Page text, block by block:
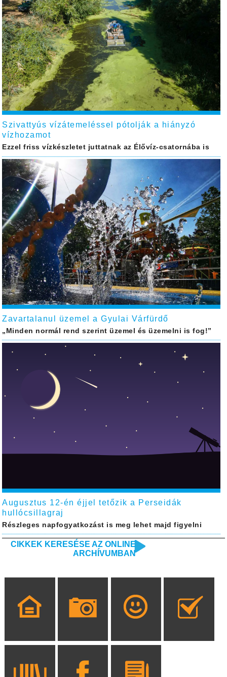
Szivattyús vízátemeléssel pótolják a hiányzó
vízhozamot
Ezzel friss vízkészletet juttatnak az Élővíz-csatornába is
Zavartalanul üzemel a Gyulai Várfürdő
„Minden normál rend szerint üzemel és üzemelni is fog!”
Augusztus 12-én éjjel tetőzik a Perseidák
hullócsillagraj
Részleges napfogyatkozást is meg lehet majd figyelni
CIKKEK KERESÉSE AZ ONLINE
ARCHÍVUMBAN